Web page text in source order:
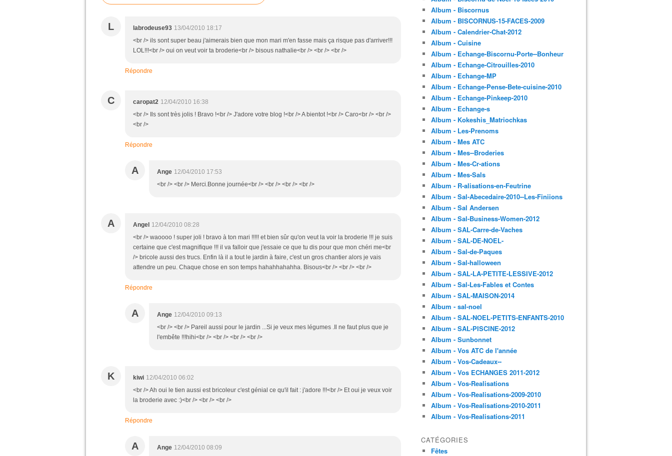
L labrodeuse93 13/04/2010 18:17
<br /> ils sont super beau j'aimerais bien que mon mari m'en fasse mais ça risque pas d'arriver!!!
LOL!!!<br /> oui on veut voir ta broderie<br /> bisous nathalie<br /> <br /> <br />
Répondre
C caropat2 12/04/2010 16:38
<br /> Ils sont très jolis ! Bravo !<br /> J'adore votre blog !<br /> A bientot !<br /> Caro<br /> <br />
<br />
Répondre
A Ange 12/04/2010 17:53
<br /> <br /> Merci.Bonne journée<br /> <br /> <br /> <br />
A Angel 12/04/2010 08:28
<br /> waoooo ! super joli ! bravo à ton mari !!!!! et bien sûr qu'on veut la voir la broderie !!! je suis
certaine que c'est magnifique !!! il va falloir que j'essaie ce que tu dis pour que mon chéri me<br
/> bricole aussi des trucs. Enfin là il a tout le jardin à faire, c'est un gros chantier alors je vais
attendre un peu. Chaque chose en son temps hahahhahahha. Bisous<br /> <br /> <br />
Répondre
A Ange 12/04/2010 09:13
<br /> <br /> Pareil aussi pour le jardin ...Si je veux mes légumes .Il ne faut plus que je
l'embête !!!hihi<br /> <br /> <br /> <br />
K kiwi 12/04/2010 06:02
<br /> Ah oui le tien aussi est bricoleur c'est génial ce qu'il fait : j'adore !!!<br /> Et oui je veux voir
la broderie avec :)<br /> <br /> <br />
Répondre
A Ange 12/04/2010 08:09
Album - Biscornus
Album - BISCORNUS-15-FACES-2009
Album - Calendrier-Chat-2012
Album - Cuisine
Album - Echange-Biscornu-Porte--Bonheur
Album - Echange-Citrouilles-2010
Album - Echange-MP
Album - Echange-Pense-Bete-cuisine-2010
Album - Echange-Pinkeep-2010
Album - Echange-s
Album - Kokeshis_Matriochkas
Album - Les-Prenoms
Album - Mes ATC
Album - Mes--Broderies
Album - Mes-Cr-ations
Album - Mes-Sals
Album - R-alisations-en-Feutrine
Album - Sal-Abecedaire-2010--Les-Finiions
Album - Sal Andersen
Album - Sal-Business-Women-2012
Album - SAL-Carre-de-Vaches
Album - SAL-DE-NOEL-
Album - Sal-de-Paques
Album - Sal-halloween
Album - SAL-LA-PETITE-LESSIVE-2012
Album - Sal-Les-Fables et Contes
Album - SAL-MAISON-2014
Album - sal-noel
Album - SAL-NOEL-PETITS-ENFANTS-2010
Album - SAL-PISCINE-2012
Album - Sunbonnet
Album - Vos ATC de l'année
Album - Vos-Cadeaux--
Album - Vos ECHANGES 2011-2012
Album - Vos-Realisations
Album - Vos-Realisations-2009-2010
Album - Vos-Realisations-2010-2011
Album - Vos-Realisations-2011
CATÉGORIES
Fêtes